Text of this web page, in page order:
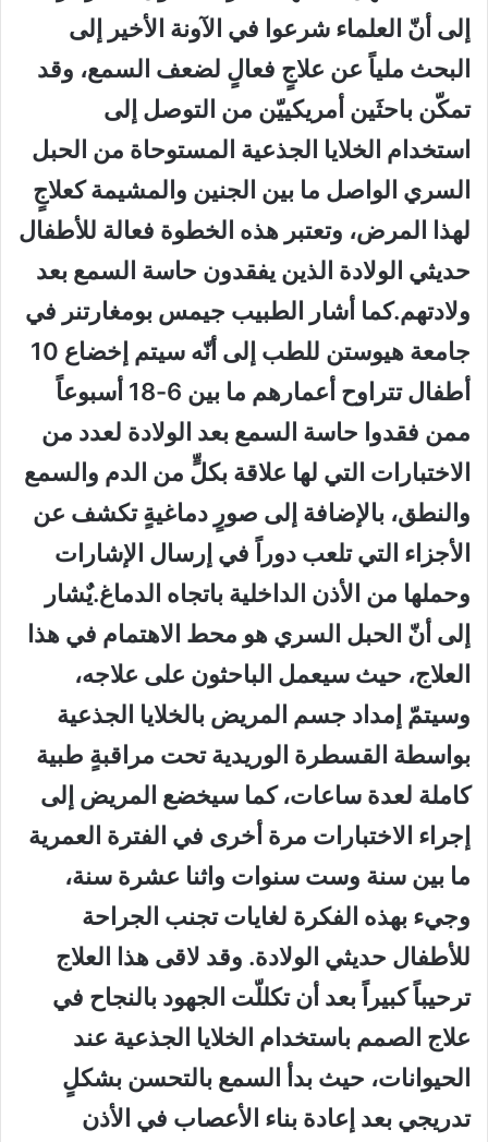
إلى أنّ العلماء شرعوا في الآونة الأخير إلى
البحث ملياً عن علاجٍ فعالٍ لضعف السمع، وقد
تمكّن باحثَين أمريكييّن من التوصل إلى
استخدام الخلايا الجذعية المستوحاة من الحبل
السري الواصل ما بين الجنين والمشيمة كعلاجٍ
لهذا المرض، وتعتبر هذه الخطوة فعالة للأطفال
حديثي الولادة الذين يفقدون حاسة السمع بعد
ولادتهم.كما أشار الطبيب جيمس بومغارتنر في
جامعة هيوستن للطب إلى أنّه سيتم إخضاع 10
أطفال تتراوح أعمارهم ما بين 6-18 أسبوعاً
ممن فقدوا حاسة السمع بعد الولادة لعدد من
الاختبارات التي لها علاقة بكلٍّ من الدم والسمع
والنطق، بالإضافة إلى صورٍ دماغيةٍ تكشف عن
الأجزاء التي تلعب دوراً في إرسال الإشارات
وحملها من الأذن الداخلية باتجاه الدماغ.يٌشار
إلى أنّ الحبل السري هو محط الاهتمام في هذا
العلاج، حيث سيعمل الباحثون على علاجه،
وسيتمّ إمداد جسم المريض بالخلايا الجذعية
بواسطة القسطرة الوريدية تحت مراقبةٍ طبية
كاملة لعدة ساعات، كما سيخضع المريض إلى
إجراء الاختبارات مرة أخرى في الفترة العمرية
ما بين سنة وست سنوات واثنا عشرة سنة،
وجيء بهذه الفكرة لغايات تجنب الجراحة
للأطفال حديثي الولادة. وقد لاقى هذا العلاج
ترحيباً كبيراً بعد أن تكللّت الجهود بالنجاح في
علاج الصمم باستخدام الخلايا الجذعية عند
الحيوانات، حيث بدأ السمع بالتحسن بشكلٍ
تدريجي بعد إعادة بناء الأعصاب في الأذن